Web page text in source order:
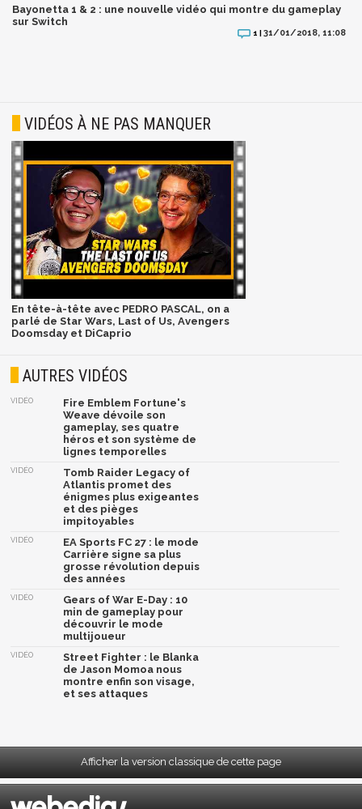
Bayonetta 1 & 2 : une nouvelle vidéo qui montre du gameplay
sur Switch
1 | 31/01/2018, 11:08
VIDÉOS À NE PAS MANQUER
En tête-à-tête avec PEDRO PASCAL, on a
parlé de Star Wars, Last of Us, Avengers
Doomsday et DiCaprio
AUTRES VIDÉOS
VIDÉO
Fire Emblem Fortune's
Weave dévoile son
gameplay, ses quatre
héros et son système de
lignes temporelles
VIDÉO
Tomb Raider Legacy of
Atlantis promet des
énigmes plus exigeantes
et des pièges
impitoyables
VIDÉO
EA Sports FC 27 : le mode
Carrière signe sa plus
grosse révolution depuis
des années
VIDÉO
Gears of War E-Day : 10
min de gameplay pour
découvrir le mode
multijoueur
VIDÉO
Street Fighter : le Blanka
de Jason Momoa nous
montre enfin son visage,
et ses attaques
Afficher la version classique de cette page